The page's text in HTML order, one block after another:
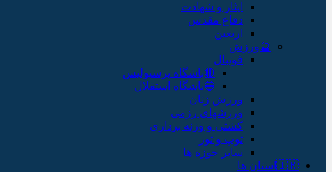
ایثار و شهادت
دفاع مقدس
اربعین
🔮ورزش
فوتبال
🔴باشگاه پرسپولیس
🔵باشگاه استقلال
ورزش زنان
ورزشهای رزمی
کشتی و وزنه برداری
توپ و تور
سایر حوزه ها
🇮🇷استان ها